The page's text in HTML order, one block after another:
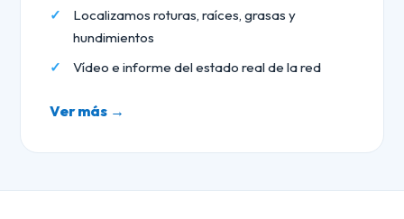
Localizamos roturas, raíces, grasas y
hundimientos
Vídeo e informe del estado real de la red
Ver más →